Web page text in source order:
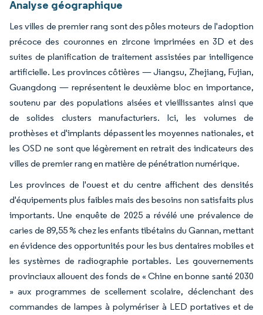
Analyse géographique
Les villes de premier rang sont des pôles moteurs de l'adoption
précoce des couronnes en zircone imprimées en 3D et des
suites de planification de traitement assistées par intelligence
artificielle. Les provinces côtières — Jiangsu, Zhejiang, Fujian,
Guangdong — représentent le deuxième bloc en importance,
soutenu par des populations aisées et vieillissantes ainsi que
de solides clusters manufacturiers. Ici, les volumes de
prothèses et d'implants dépassent les moyennes nationales, et
les OSD ne sont que légèrement en retrait des indicateurs des
villes de premier rang en matière de pénétration numérique.
Les provinces de l'ouest et du centre affichent des densités
d'équipements plus faibles mais des besoins non satisfaits plus
importants. Une enquête de 2025 a révélé une prévalence de
caries de 89,55 % chez les enfants tibétains du Gannan, mettant
en évidence des opportunités pour les bus dentaires mobiles et
les systèmes de radiographie portables. Les gouvernements
provinciaux allouent des fonds de « Chine en bonne santé 2030
» aux programmes de scellement scolaire, déclenchant des
commandes de lampes à polymériser à LED portatives et de